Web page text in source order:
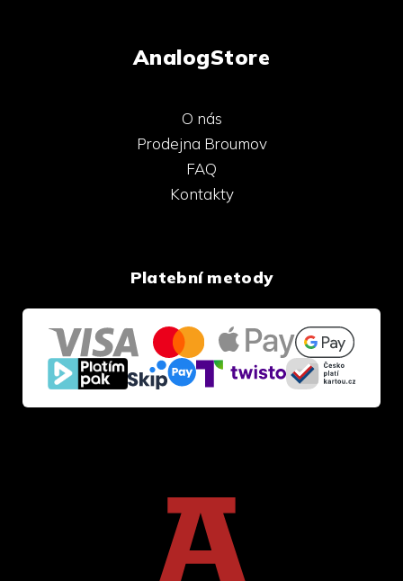
AnalogStore
O nás
Prodejna Broumov
FAQ
Kontakty
Platební metody